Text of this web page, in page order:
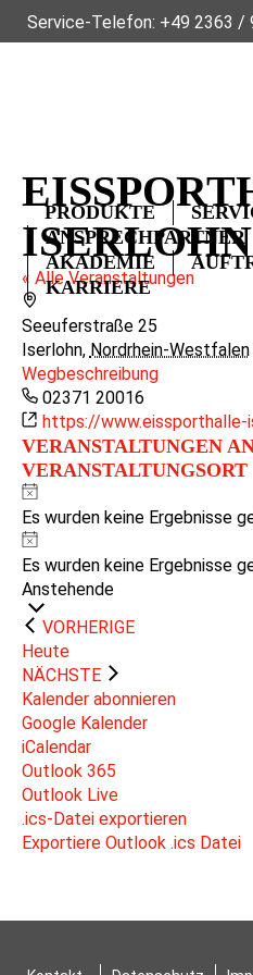
Service-Telefon: +49 2363 /
PRODUKTE
ANSPRECHPARTNER
AKADEMIE
KARRIERE
ISERLOHN
« Alle Veranstaltungen
Adresse
Seeuferstraße 25
Iserlohn, Nordrhein-Westfalen
Wegbeschreibung
Telefon
02371 20016
Webseite
https://www.eissporthalle-
VERANSTALTUNGEN
VERANSTALTUNGSORT
Hinweis
Es wurden keine Ergebnisse
Hinweis
Es wurden keine Ergebnisse
Anstehende
VORHERIGE
Heute
NÄCHSTE
Kalender abonnieren
Google Kalender
iCalendar
Outlook 365
Outlook Live
.ics-Datei exportieren
Exportiere Outlook .ics Datei